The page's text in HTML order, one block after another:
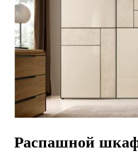
Распашной